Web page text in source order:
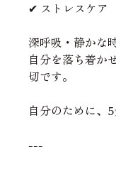
✔ ストレスケア
深呼吸・静かな
自分を落ち着か
切です。
自分のために、5
---